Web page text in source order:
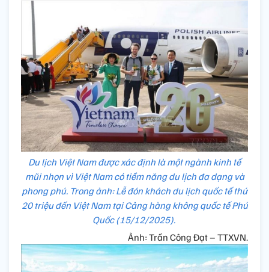
Du lịch Việt Nam được xác định là một ngành kinh tế
mũi nhọn vì Việt Nam có tiềm năng du lịch đa dạng và
phong phú. Trong ảnh: Lễ đón khách du lịch quốc tế thứ
20 triệu đến Việt Nam tại Cảng hàng không quốc tế Phú
Quốc (15/12/2025).
Ảnh: Trần Công Đạt – TTXVN.